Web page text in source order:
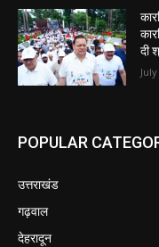
दी
POPULAR
उत्तराखंड
गढ़वाल
देहरादून